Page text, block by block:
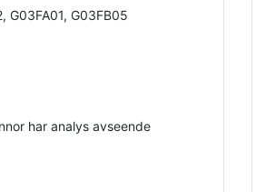
G03FA01, G03FB05
har analys avseende